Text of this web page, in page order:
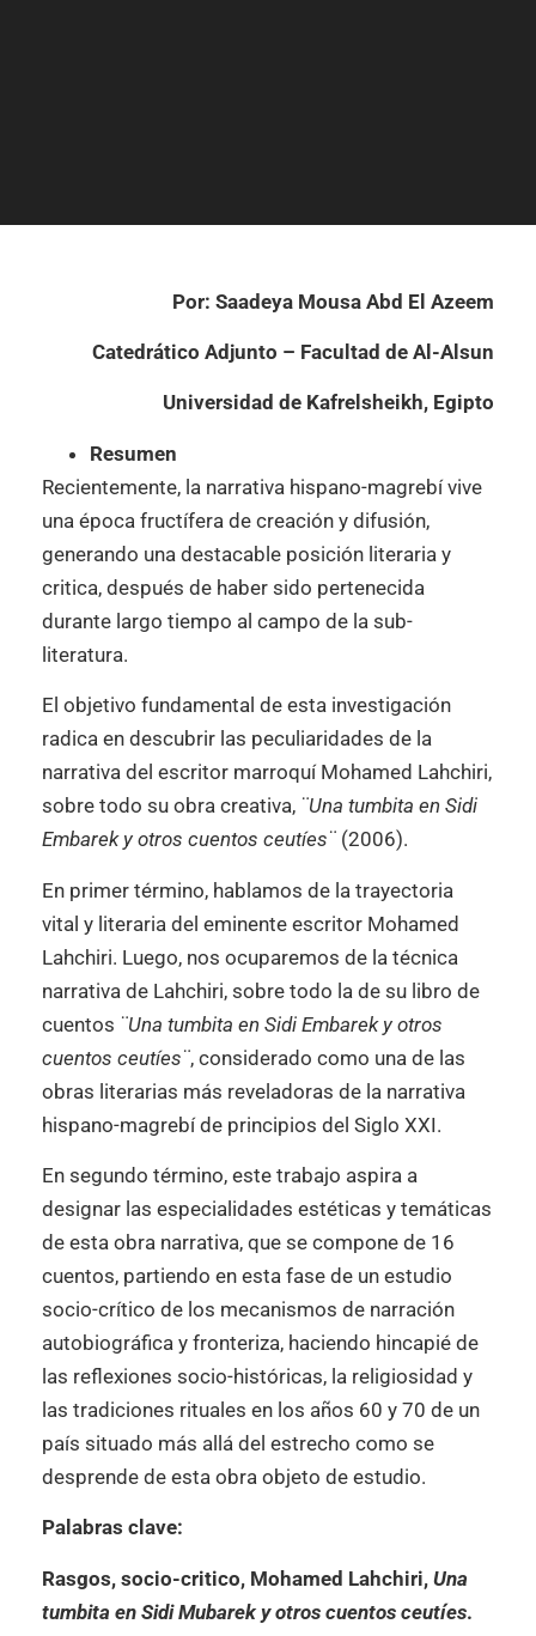
Por: Saadeya Mousa Abd El Azeem
Catedrático Adjunto – Facultad de Al-Alsun
Universidad de Kafrelsheikh, Egipto
Resumen
Recientemente, la narrativa hispano-magrebí vive
una época fructífera de creación y difusión,
generando una destacable posición literaria y
critica, después de haber sido pertenecida
durante largo tiempo al campo de la sub-
literatura.
El objetivo fundamental de esta investigación
radica en descubrir las peculiaridades de la
narrativa del escritor marroquí Mohamed Lahchiri,
sobre todo su obra creativa, ¨Una tumbita en Sidi
Embarek y otros cuentos ceutíes¨ (2006).
En primer término, hablamos de la trayectoria
vital y literaria del eminente escritor Mohamed
Lahchiri. Luego, nos ocuparemos de la técnica
narrativa de Lahchiri, sobre todo la de su libro de
cuentos ¨Una tumbita en Sidi Embarek y otros
cuentos ceutíes¨, considerado como una de las
obras literarias más reveladoras de la narrativa
hispano-magrebí de principios del Siglo XXI.
En segundo término, este trabajo aspira a
designar las especialidades estéticas y temáticas
de esta obra narrativa, que se compone de 16
cuentos, partiendo en esta fase de un estudio
socio-crítico de los mecanismos de narración
autobiográfica y fronteriza, haciendo hincapié de
las reflexiones socio-históricas, la religiosidad y
las tradiciones rituales en los años 60 y 70 de un
país situado más allá del estrecho como se
desprende de esta obra objeto de estudio.
Palabras clave:
Rasgos, socio-critico, Mohamed Lahchiri, Una
tumbita en Sidi Mubarek y otros cuentos ceutíes.